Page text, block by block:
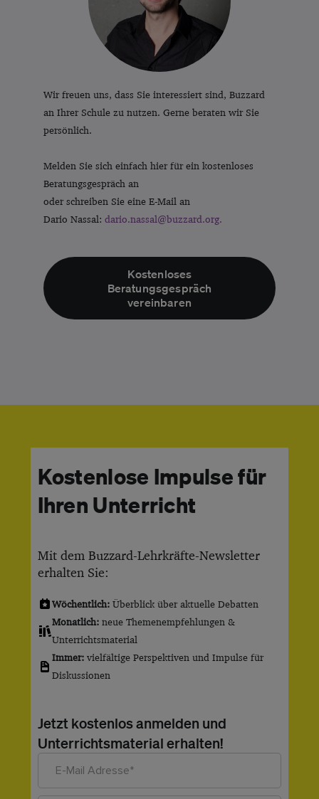
Wir freuen uns, dass Sie interessiert sind, Buzzard
an Ihrer Schule zu nutzen. Gerne beraten wir Sie
persönlich.
Melden Sie sich einfach hier für ein kostenloses
Beratungsgespräch an
oder schreiben Sie eine E-Mail an
Dario Nassal: dario.nassal@buzzard.org.
Kostenloses
Beratungsgespräch
vereinbaren
Kostenlose Impulse für
Ihren Unterricht
Mit dem Buzzard-Lehrkräfte-Newsletter
erhalten Sie:
Wöchentlich:Überblick über aktuelle Debatten
Monatlich:neue Themenempfehlungen &
Unterrichtsmaterial
Immer:vielfältige Perspektiven und Impulse für
Diskussionen
Jetzt kostenlos anmelden und
Unterrichtsmaterial erhalten!